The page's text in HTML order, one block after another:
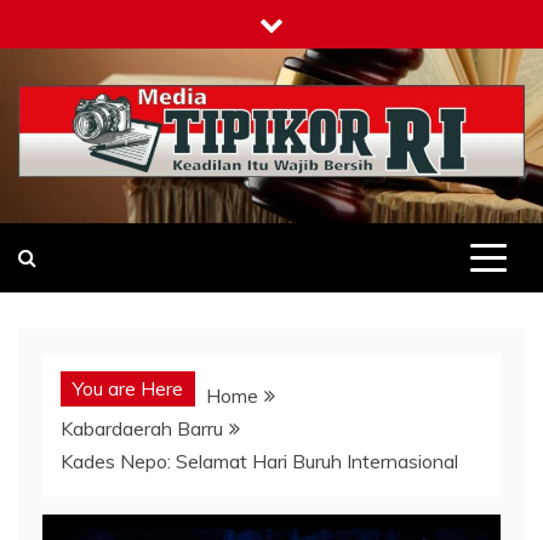
to
content
Tipikor-ri-online.my.id
Keadilan Itu Wajib Bersih
You are Here
Home
Kabardaerah Barru
Kades Nepo: Selamat Hari Buruh Internasional